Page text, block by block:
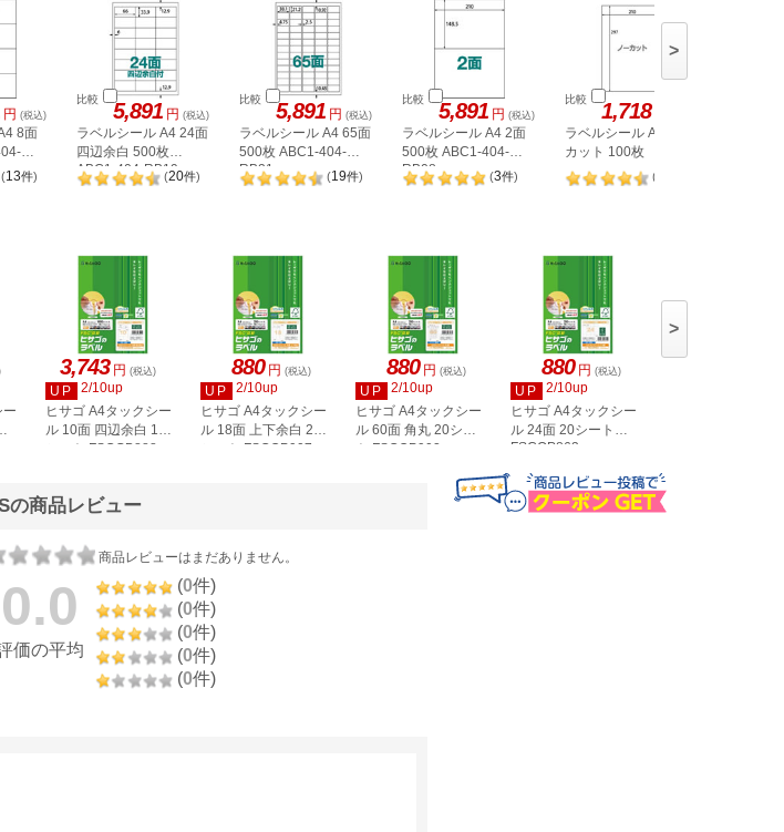
円 (税込)
8面
(13件)
比較 5,891 円 (税込)
ラベルシール A4 24面
四辺余白 500枚
ABC1-404-RB19
(20件)
比較 5,891 円 (税込)
ラベルシール A4 65面
500枚 ABC1-404-
RB21
(19件)
比較 5,891 円 (税込)
ラベルシール A4 2面
500枚 ABC1-404-
RB08
(3件)
比較 1,718
ラベルシール A4 ノー
カット 100枚
(
>
ー
3,743 円 (税込)
UP
2/10up
ヒサゴ A4タックシー
ル 10面 四辺余白 100
シート FSCGB888
880 円 (税込)
UP
2/10up
ヒサゴ A4タックシー
ル 18面 上下余白 20
シート FSCOP907
880 円 (税込)
UP
2/10up
ヒサゴ A4タックシー
ル 60面 角丸 20シー
ト FSCOP902
880 円 (税込)
UP
2/10up
ヒサゴ A4タックシー
ル 24面 20シート
FSCOP863
>
の商品レビュー
商品レビューはまだありません。
0.0
価の平均
(0件)
(0件)
(0件)
(0件)
(0件)